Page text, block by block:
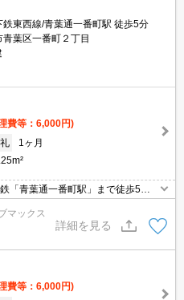
鉄東西線/青葉通一番町駅 徒歩5分
葉区一番町２丁目
費等：6,000円)
礼
1ヶ月
「青葉通一番町駅」まで徒歩5
な都市ガス！防犯カメラ・オート
・敷地内ごみ置場など完備！近
食店など住環境も良好な好立地！
マックス
詳細を見る
費等：6,000円)